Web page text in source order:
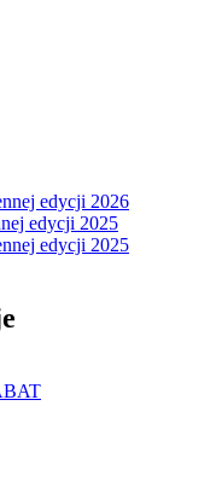
edycji 2026
edycji 2025
edycji 2025